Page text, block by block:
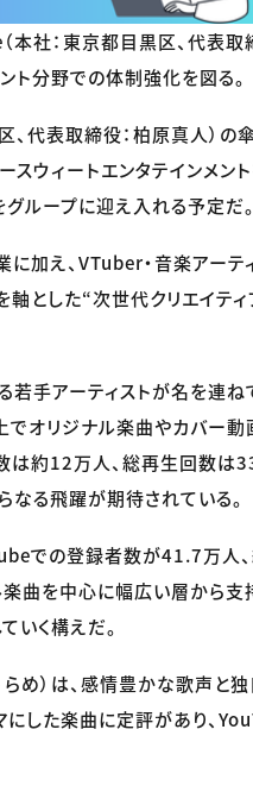
本社：東京都目黒区、代表取
ト分野での体制強化を図る。
代表取締役：柏原真人）の
ウィートエンタテインメン
ループに迎え入れる予定だ。
加え、VTuber・音楽アーテ
軸とした“次世代クリエイティ
若手アーティストが名を連ね
でオリジナル楽曲やカバー動
は約12万人、総再生回数は
なる飛躍が期待されている。
での登録者数が41.7万人
曲を中心に幅広い層から支
いく構えだ。
め）は、感情豊かな歌声と
にした楽曲に定評があり、